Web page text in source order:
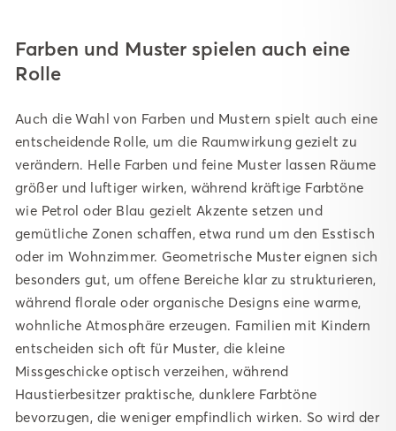
Farben und Muster spielen auch eine
Rolle
Auch die Wahl von Farben und Mustern spielt auch eine
entscheidende Rolle, um die Raumwirkung gezielt zu
verändern. Helle Farben und feine Muster lassen Räume
größer und luftiger wirken, während kräftige Farbtöne
wie Petrol oder Blau gezielt Akzente setzen und
gemütliche Zonen schaffen, etwa rund um den Esstisch
oder im Wohnzimmer. Geometrische Muster eignen sich
besonders gut, um offene Bereiche klar zu strukturieren,
während florale oder organische Designs eine warme,
wohnliche Atmosphäre erzeugen. Familien mit Kindern
entscheiden sich oft für Muster, die kleine
Missgeschicke optisch verzeihen, während
Haustierbesitzer praktische, dunklere Farbtöne
bevorzugen, die weniger empfindlich wirken. So wird der